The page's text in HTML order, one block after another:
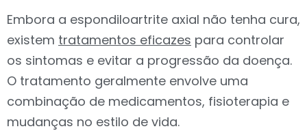
Embora a espondiloartrite axial não tenha cura,
existem tratamentos eficazes para controlar
os sintomas e evitar a progressão da doença.
O tratamento geralmente envolve uma
combinação de medicamentos, fisioterapia e
mudanças no estilo de vida.